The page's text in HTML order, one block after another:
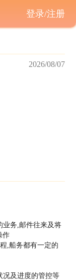
2026/08/07
业务,邮件往来及将
作
,船务都有一定的
况及进度的管控等
登录/注册